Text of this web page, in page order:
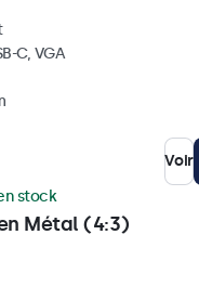
C, VGA
Voir
Métal (4:3)
stock